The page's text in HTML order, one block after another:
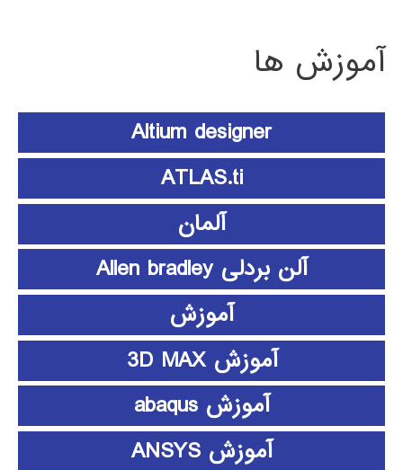
آموزش ها
Altium designer
ATLAS.ti
آلمان
آلن بردلی Allen bradley
آموزش
آموزش 3D MAX
آموزش abaqus
آموزش ANSYS